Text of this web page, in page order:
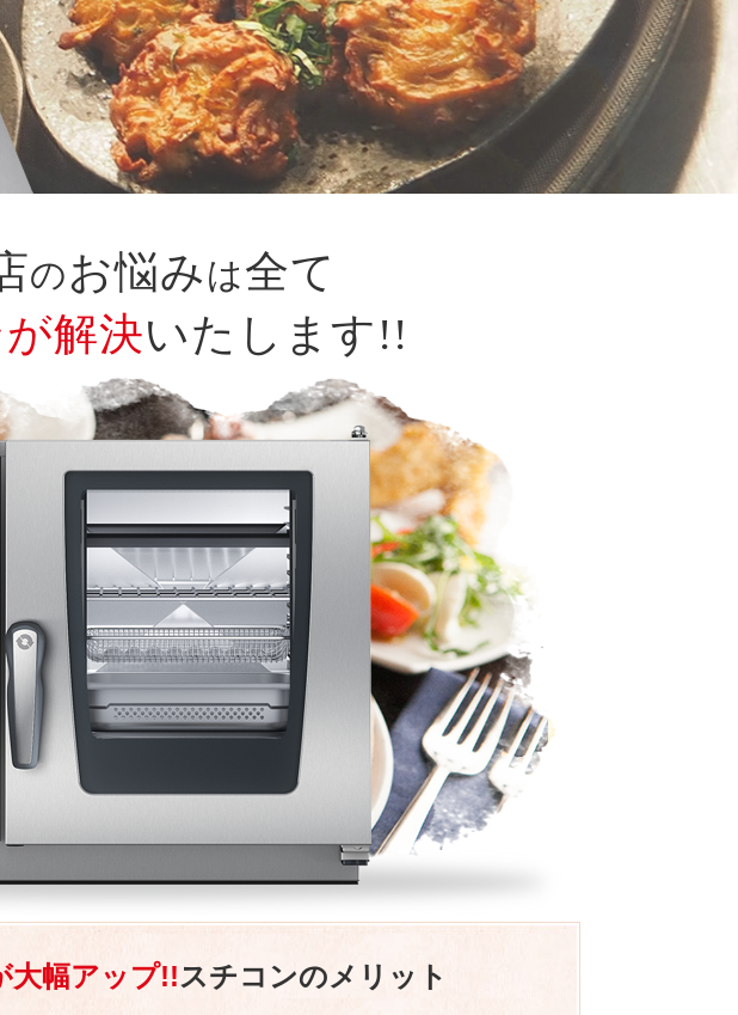
のお悩みは全て
解決いたします!!
大幅アップ!!スチコンのメリット